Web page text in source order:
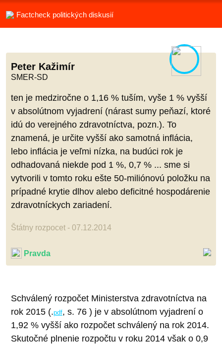
Factcheck politických diskusií
Peter Kažimír
SMER-SD
ten je medziročne o 1,16 % tuším, vyše 1 % vyšší
v absolútnom vyjadrení (nárast sumy peňazí, ktoré
idú do verejného zdravotníctva, pozn.). To
znamená, je určite vyšší ako samotná inflácia,
lebo inflácia je veľmi nízka, na budúci rok je
odhadovaná niekde pod 1 %, 0,7 % ... sme si
vytvorili v tomto roku ešte 50-miliónovú položku na
prípadné krytie dlhov alebo deficitné hospodárenie
zdravotníckych zariadení.
Štátny rozpocet - 07.12.2014
Pravda
Schválený rozpočet Ministerstva zdravotníctva na
rok 2015 (.pdf, s. 76 ) je v absolútnom vyjadrení o
1,92 % vyšší ako rozpočet schválený na rok 2014.
Skutočné plnenie rozpočtu v roku 2014 však o 0,9